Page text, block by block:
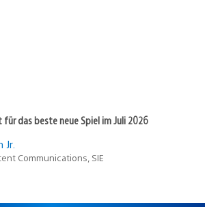
für das beste neue Spiel im Juli 2026
Jr.
Communications, SIE